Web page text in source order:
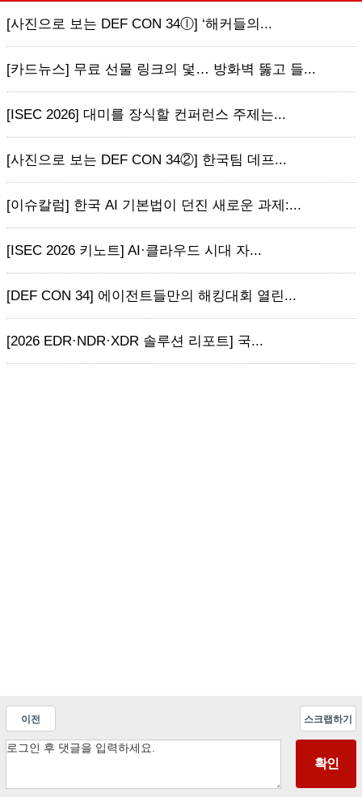
[사진으로 보는 DEF CON 34ⓛ] ‘해커들의...
[카드뉴스] 무료 선물 링크의 덫… 방화벽 뚫고 들...
[ISEC 2026] 대미를 장식할 컨퍼런스 주제는...
[사진으로 보는 DEF CON 34②] 한국팀 데프...
[이슈칼럼] 한국 AI 기본법이 던진 새로운 과제:...
[ISEC 2026 키노트] AI·클라우드 시대 자...
[DEF CON 34] 에이전트들만의 해킹대회 열린...
[2026 EDR·NDR·XDR 솔루션 리포트] 국...
이전 스크랩하기